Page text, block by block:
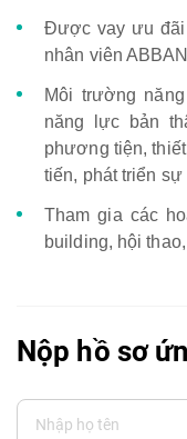
Được vay ưu đãi
nhân viên
Môi trường
năng lực bản
phương tiện,
tiến, phát triển sự
Tham gia các
building, hội
Nộp hồ sơ